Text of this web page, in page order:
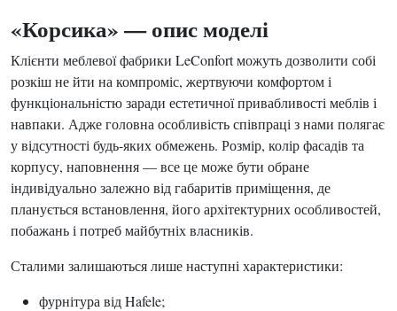
«Корсика» — опис моделі
Клієнти меблевої фабрики LeConfort можуть дозволити собі
розкіш не йти на компроміс, жертвуючи комфортом і
функціональністю заради естетичної привабливості меблів і
навпаки. Адже головна особливість співпраці з нами полягає
у відсутності будь-яких обмежень. Розмір, колір фасадів та
корпусу, наповнення — все це може бути обране
індивідуально залежно від габаритів приміщення, де
планується встановлення, його архітектурних особливостей,
побажань і потреб майбутніх власників.
Сталими залишаються лише наступні характеристики:
фурнітура від Hafele;